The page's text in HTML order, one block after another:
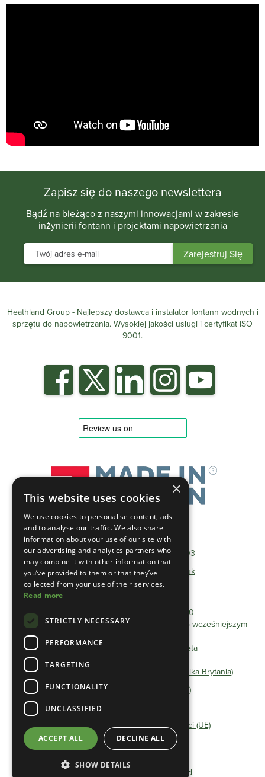
Zapisz się do naszego newslettera
Bądź na bieżąco z naszymi innowacjami w zakresie
inżynierii fontann i projektami napowietrzania
Heathland Group - Najlepszy dostawca i instalator fontann wodnych i
sprzętu do napowietrzania. Wysokiej jakości usługi i certyfikat ISO
9001.
01493 801600
Bezpłatny telefon:0333 0384 103
E-mail:info@heathlandgroup.co.uk
Poniedziałek - Piątek 8:00 - 16:00
Spotkania po godzinie 16:00 można umówić po wcześniejszym
Zamknięte soboty/niedziele i święta
Oświadczenie o ochronie prywatności (Wielka Brytania)
Polityka Cookie (Wielka Brytania)
Oświadczenie o ochronie prywatności (UE)
Polityka Cookie (UE)
©2025 Heathland Group Limited
×
This website uses cookies
We use cookies to personalise content, ads
and to analyse our traffic. We also share
information about your use of our site with
our advertising and analytics partners who
may combine it with other information that
you’ve provided to them or that they’ve
collected from your use of their services.
Read more
STRICTLY NECESSARY
PERFORMANCE
TARGETING
FUNCTIONALITY
UNCLASSIFIED
ACCEPT ALL DECLINE ALL
SHOW DETAILS